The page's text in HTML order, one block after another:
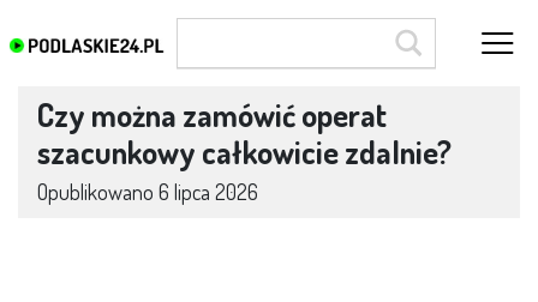
Czy można zamówić operat
szacunkowy całkowicie zdalnie?
Opublikowano 6 lipca 2026